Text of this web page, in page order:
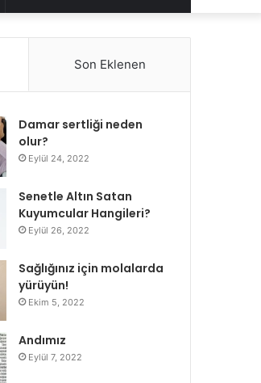
yap
Son Eklenen
Damar sertliği neden
olur?
Eylül 24, 2022
Senetle Altın Satan
Kuyumcular Hangileri?
Eylül 26, 2022
Sağlığınız için molalarda
yürüyün!
Ekim 5, 2022
Andımız
Eylül 7, 2022